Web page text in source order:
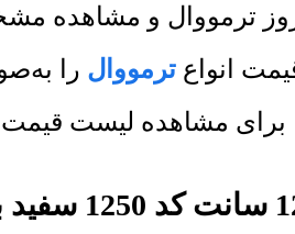
ترمووال و مشاهده
انواع ترمووال را
برای مشاهده لیست قیمت